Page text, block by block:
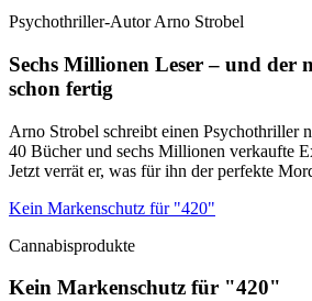
Psychothriller-Autor Arno Strobel
Sechs Millionen Leser – und der
schon fertig
Arno Strobel schreibt einen Psychothriller
40 Bücher und sechs Millionen verkaufte
Jetzt verrät er, was für ihn der perfekte
Kein Markenschutz für "420"
Cannabisprodukte
Kein Markenschutz für "420"